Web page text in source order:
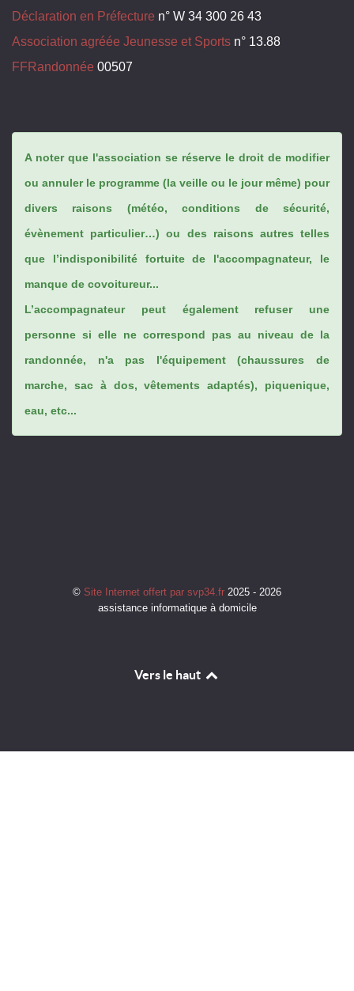
Déclaration en Préfecture n° W 34 300 26 43
Association agréée Jeunesse et Sports n° 13.88
FFRandonnée 00507
A noter que l'association se réserve le droit de modifier
ou annuler le programme (la veille ou le jour même) pour
divers raisons (météo, conditions de sécurité,
évènement particulier…) ou des raisons autres telles
que l’indisponibilité fortuite de l'accompagnateur, le
manque de covoitureur...
L’accompagnateur peut également refuser une
personne si elle ne correspond pas au niveau de la
randonnée, n'a pas l'équipement (chaussures de
marche, sac à dos, vêtements adaptés), piquenique,
eau, etc...
© Site Internet offert par svp34.fr 2025 - 2026
assistance informatique à domicile
Vers le haut